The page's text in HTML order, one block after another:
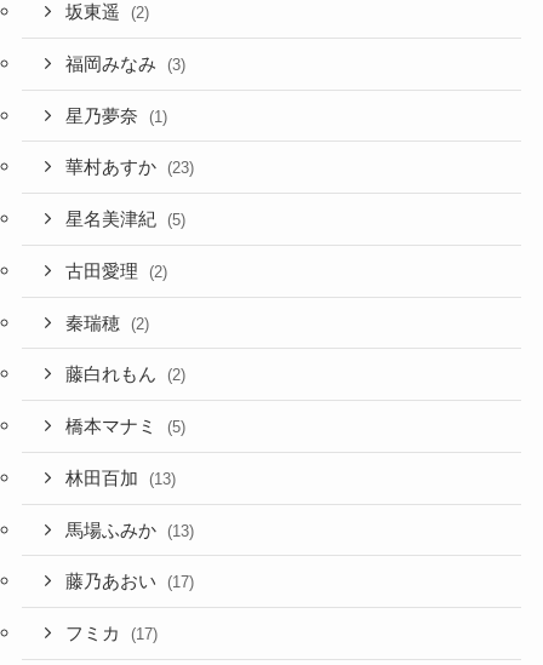
坂東遥 (2)
福岡みなみ (3)
星乃夢奈 (1)
華村あすか (23)
星名美津紀 (5)
古田愛理 (2)
秦瑞穂 (2)
藤白れもん (2)
橋本マナミ (5)
林田百加 (13)
馬場ふみか (13)
藤乃あおい (17)
フミカ (17)